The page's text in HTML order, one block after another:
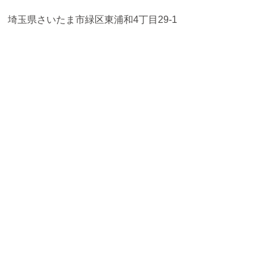
埼玉県さいたま市緑区東浦和4丁目29-1